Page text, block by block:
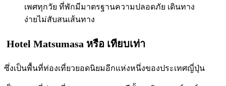
เพศทุกวัย ที่พักมีมาตรฐานความปลอดภัย เดินทาง
ง่ายไม่สับสนเส้นทาง
Hotel Matsumasa หรือ เทียบเท่า
ซึ่งเป็นพื้นที่ท่องเที่ยวยอดนิยมอีกแห่งหนึ่งของประเทศญี่ปุ่น